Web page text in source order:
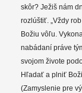
skôr? Ježiš nám
rozlúštiť. „Vždy
Božiu vôľu.
nabádaní práve
svojom živote
Hľadať a plniť
(Zamyslenie pre